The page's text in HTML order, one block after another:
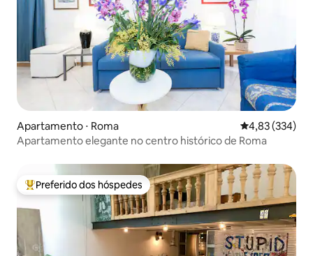
Apartamento ⋅ Roma 4,83 de uma
4,83 (334)
Apartamento elegante no centro histórico de Roma
Entre os melhores preferidos dos hóspedes
Preferido dos hóspedes